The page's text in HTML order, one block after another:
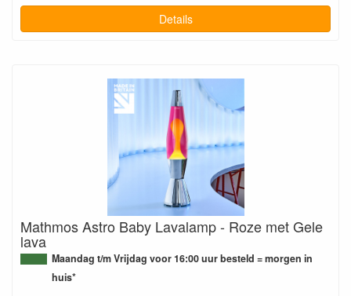
Details
Mathmos Astro Baby Lavalamp - Roze met Gele
lava
Maandag t/m Vrijdag voor 16:00 uur besteld = morgen in
huis*